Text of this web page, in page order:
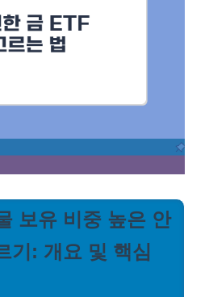
보유 비중 높은 안
기: 개요 및 핵심